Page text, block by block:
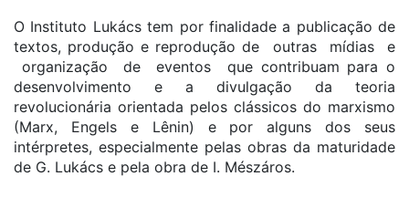
O Instituto Lukács tem por finalidade a publicação de
textos, produção e reprodução de outras mídias e
organização de eventos que contribuam para o
desenvolvimento e a divulgação da teoria
revolucionária orientada pelos clássicos do marxismo
(Marx, Engels e Lênin) e por alguns dos seus
intérpretes, especialmente pelas obras da maturidade
de G. Lukács e pela obra de I. Mészáros.